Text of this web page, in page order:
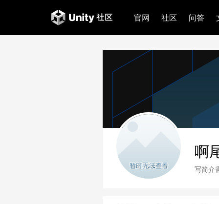
官网 社区 问答
啊
写简介